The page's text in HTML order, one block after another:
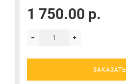
1 750.00 р.
ЗАКАЗАТЬ